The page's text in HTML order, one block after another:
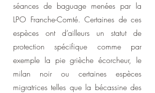
séances de baguage menées par la
LPO Franche-Comté. Certaines de ces
espèces ont d’ailleurs un statut de
protection spécifique comme par
exemple la pie grièche écorcheur, le
milan noir ou certaines espèces
migratrices telles que la bécassine des